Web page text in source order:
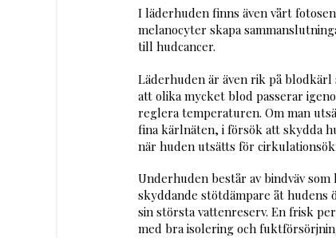
I läderhuden finns även vårt
melanocyter skapa
till hudcancer.
Läderhuden är även rik på
att olika mycket blod passerar
reglera temperaturen. Om man
fina kärlnäten, i försök att skydda
när huden utsätts för
Underhuden består av bindväv
skyddande stötdämpare åt hudens
sin största vattenreserv. En frisk
med bra isolering och